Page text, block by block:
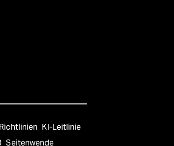
KI-Leitlinie
Seitenwende